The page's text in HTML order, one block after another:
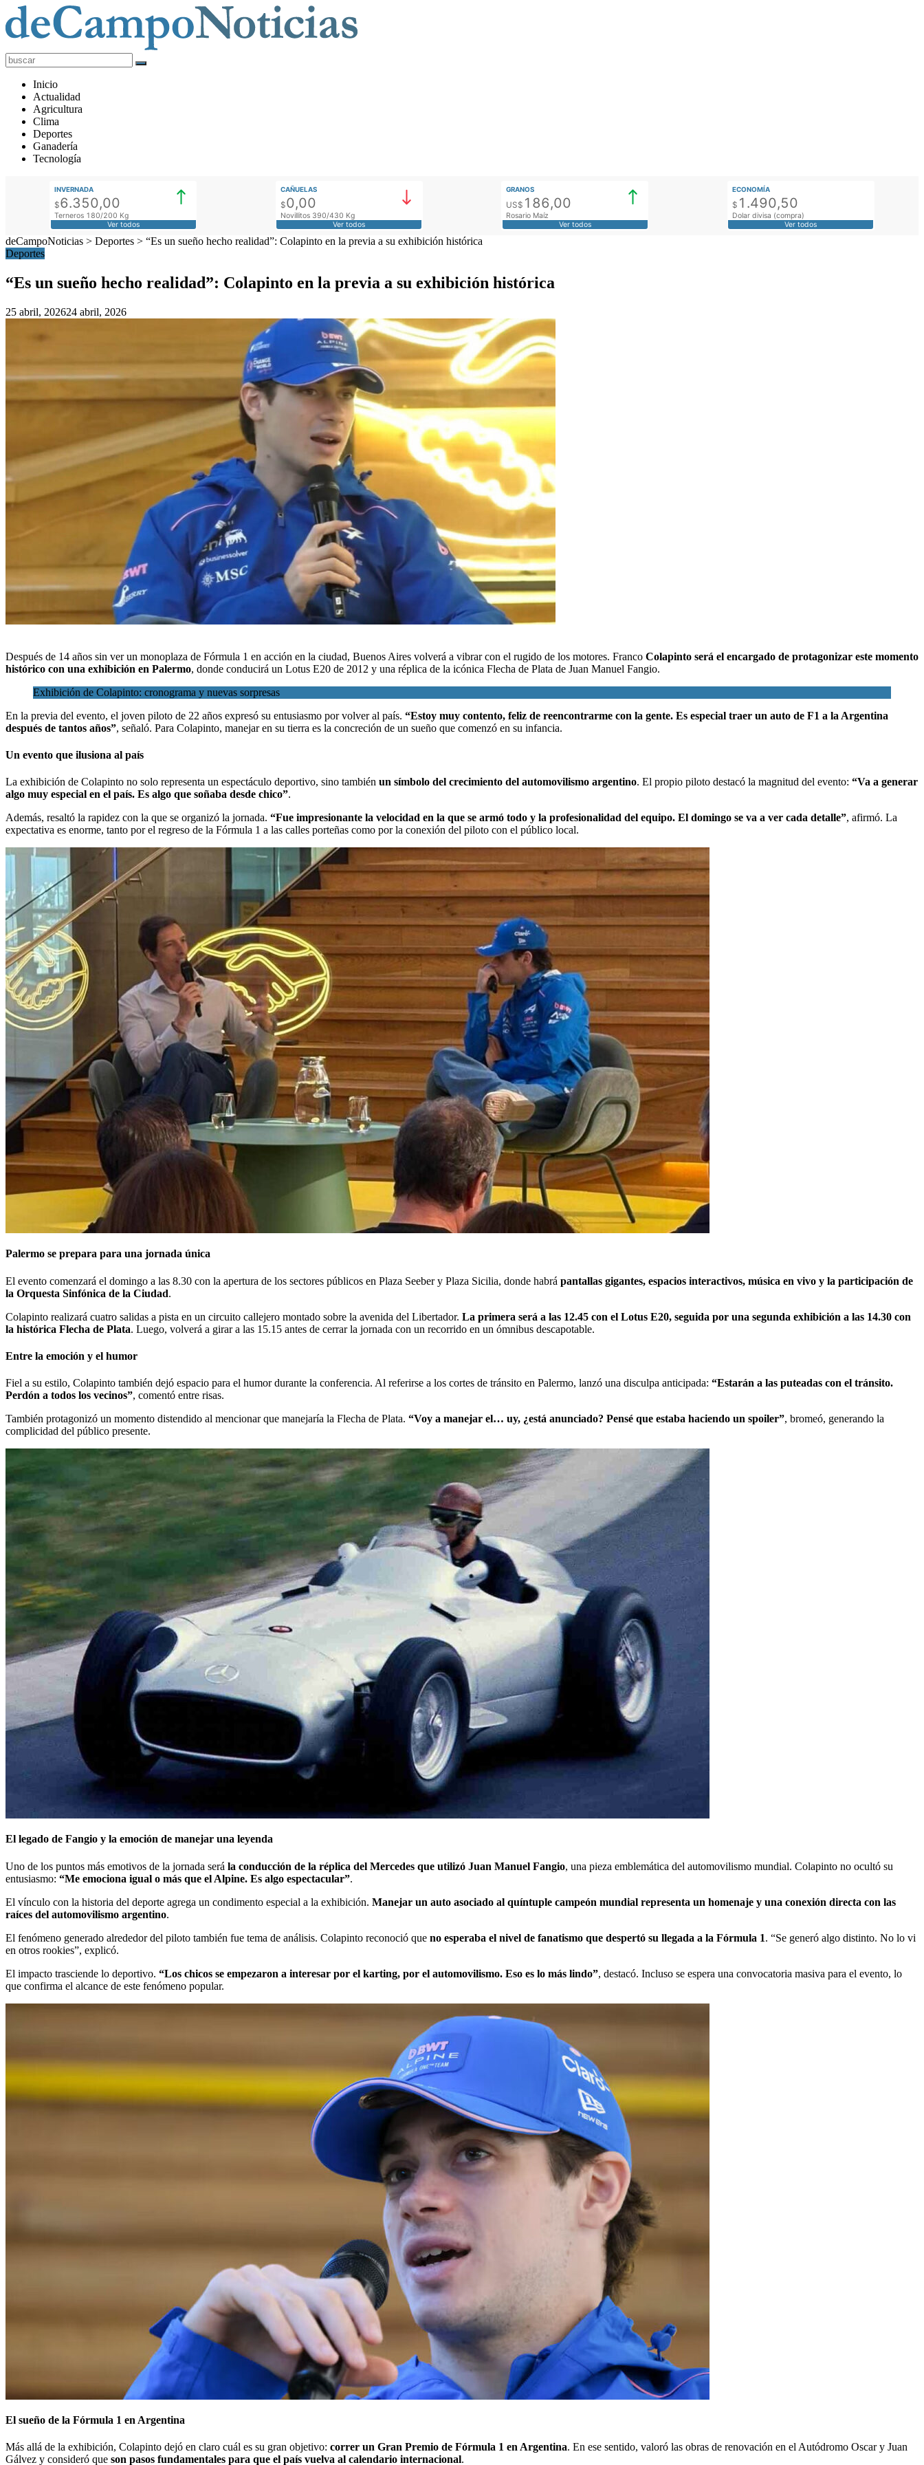
deCampoNoticias
Actualidad
Agropecuaria
Inicio
Actualidad
Agricultura
Clima
Deportes
Ganadería
Tecnología
INVERNADA
$6.350,00
Terneros 180/200 Kg
Ver todos
CAÑUELAS
$0,00
Novillitos 390/430 Kg
Ver todos
GRANOS
US$ 186,00
Rosario Maíz
Ver todos
ECONOMÍA
$ 1.490,50
Dolar divisa (compra)
Ver todos
deCampoNoticias > Deportes > “Es un sueño hecho realidad”: Colapinto en la previa a su exhibición histórica
Deportes
“Es un sueño hecho realidad”: Colapinto en la previa a su exhibición histórica
25 abril, 202624 abril, 2026
Después de 14 años sin ver un monoplaza de Fórmula 1 en acción en la ciudad, Buenos Aires volverá a vibrar con el rugido de los motores. Franco Colapinto será el encargado de protagonizar este momento
histórico con una exhibición en Palermo, donde conducirá un Lotus E20 de 2012 y una réplica de la icónica Flecha de Plata de Juan Manuel Fangio.
Exhibición de Colapinto: cronograma y nuevas sorpresas
En la previa del evento, el joven piloto de 22 años expresó su entusiasmo por volver al país. “Estoy muy contento, feliz de reencontrarme con la gente. Es especial traer un auto de F1 a la Argentina
después de tantos años”, señaló. Para Colapinto, manejar en su tierra es la concreción de un sueño que comenzó en su infancia.
Un evento que ilusiona al país
La exhibición de Colapinto no solo representa un espectáculo deportivo, sino también un símbolo del crecimiento del automovilismo argentino. El propio piloto destacó la magnitud del evento: “Va a generar
algo muy especial en el país. Es algo que soñaba desde chico”.
Además, resaltó la rapidez con la que se organizó la jornada. “Fue impresionante la velocidad en la que se armó todo y la profesionalidad del equipo. El domingo se va a ver cada detalle”, afirmó. La
expectativa es enorme, tanto por el regreso de la Fórmula 1 a las calles porteñas como por la conexión del piloto con el público local.
Palermo se prepara para una jornada única
El evento comenzará el domingo a las 8.30 con la apertura de los sectores públicos en Plaza Seeber y Plaza Sicilia, donde habrá pantallas gigantes, espacios interactivos, música en vivo y la participación de
la Orquesta Sinfónica de la Ciudad.
Colapinto realizará cuatro salidas a pista en un circuito callejero montado sobre la avenida del Libertador. La primera será a las 12.45 con el Lotus E20, seguida por una segunda exhibición a las 14.30 con
la histórica Flecha de Plata. Luego, volverá a girar a las 15.15 antes de cerrar la jornada con un recorrido en un ómnibus descapotable.
Entre la emoción y el humor
Fiel a su estilo, Colapinto también dejó espacio para el humor durante la conferencia. Al referirse a los cortes de tránsito en Palermo, lanzó una disculpa anticipada: “Estarán a las puteadas con el tránsito.
Perdón a todos los vecinos”, comentó entre risas.
También protagonizó un momento distendido al mencionar que manejaría la Flecha de Plata. “Voy a manejar el… uy, ¿está anunciado? Pensé que estaba haciendo un spoiler”, bromeó, generando la
complicidad del público presente.
El legado de Fangio y la emoción de manejar una leyenda
Uno de los puntos más emotivos de la jornada será la conducción de la réplica del Mercedes que utilizó Juan Manuel Fangio, una pieza emblemática del automovilismo mundial. Colapinto no ocultó su
entusiasmo: “Me emociona igual o más que el Alpine. Es algo espectacular”.
El vínculo con la historia del deporte agrega un condimento especial a la exhibición. Manejar un auto asociado al quíntuple campeón mundial representa un homenaje y una conexión directa con las
raíces del automovilismo argentino.
El fenómeno generado alrededor del piloto también fue tema de análisis. Colapinto reconoció que no esperaba el nivel de fanatismo que despertó su llegada a la Fórmula 1. “Se generó algo distinto. No lo vi
en otros rookies”, explicó.
El impacto trasciende lo deportivo. “Los chicos se empezaron a interesar por el karting, por el automovilismo. Eso es lo más lindo”, destacó. Incluso se espera una convocatoria masiva para el evento, lo
que confirma el alcance de este fenómeno popular.
El sueño de la Fórmula 1 en Argentina
Más allá de la exhibición, Colapinto dejó en claro cuál es su gran objetivo: correr un Gran Premio de Fórmula 1 en Argentina. En ese sentido, valoró las obras de renovación en el Autódromo Oscar y Juan
Gálvez y consideró que son pasos fundamentales para que el país vuelva al calendario internacional.